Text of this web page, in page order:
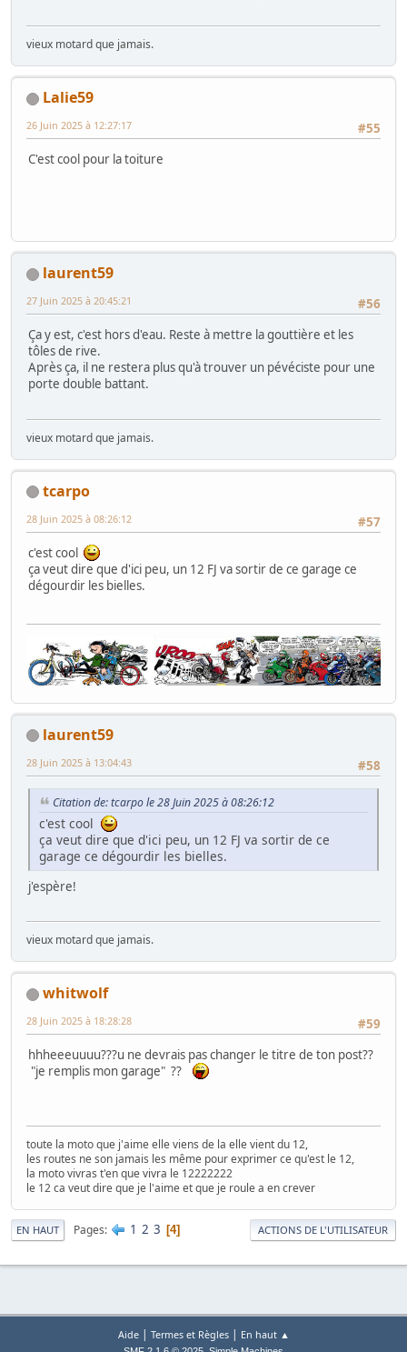
vieux motard que jamais.
Lalie59
#55
26 Juin 2025 à 12:27:17
C'est cool pour la toiture
laurent59
#56
27 Juin 2025 à 20:45:21
Ça y est, c'est hors d'eau. Reste à mettre la gouttière et les
tôles de rive.
Après ça, il ne restera plus qu'à trouver un pévéciste pour une
porte double battant.
vieux motard que jamais.
tcarpo
#57
28 Juin 2025 à 08:26:12
c'est cool
ça veut dire que d'ici peu, un 12 FJ va sortir de ce garage ce
dégourdir les bielles.
laurent59
#58
28 Juin 2025 à 13:04:43
Citation de: tcarpo le 28 Juin 2025 à 08:26:12
c'est cool
ça veut dire que d'ici peu, un 12 FJ va sortir de ce
garage ce dégourdir les bielles.
j'espère!
vieux motard que jamais.
whitwolf
#59
28 Juin 2025 à 18:28:28
hhheeeuuuu???u ne devrais pas changer le titre de ton post??
"je remplis mon garage" ??
toute la moto que j'aime elle viens de la elle vient du 12,
les routes ne son jamais les même pour exprimer ce qu'est le 12,
la moto vivras t'en que vivra le 12222222
le 12 ca veut dire que je l'aime et que je roule a en crever
EN HAUT Pages 1 2 3 4 ACTIONS DE L'UTILISATEUR
Aide| Termes et Règles| En haut ▲